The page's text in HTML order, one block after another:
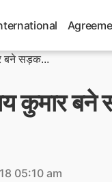
बने सड़क...
कुमार बने
05:10 am